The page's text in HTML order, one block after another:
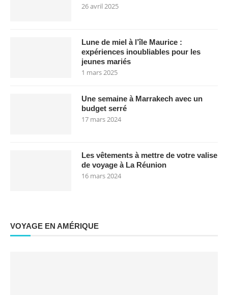
26 avril 2025
Lune de miel à l’île Maurice :
expériences inoubliables pour les
jeunes mariés
1 mars 2025
Une semaine à Marrakech avec un
budget serré
17 mars 2024
Les vêtements à mettre de votre valise
de voyage à La Réunion
16 mars 2024
VOYAGE EN AMÉRIQUE